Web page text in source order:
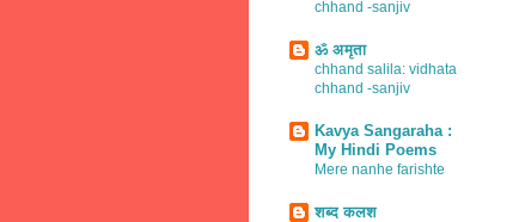
chhand -sanjiv
ॐ अमृता
chhand salila: vidhata
chhand -sanjiv
Kavya Sangaraha :
My Hindi Poems
Mere nanhe farishte
शब्द कलश